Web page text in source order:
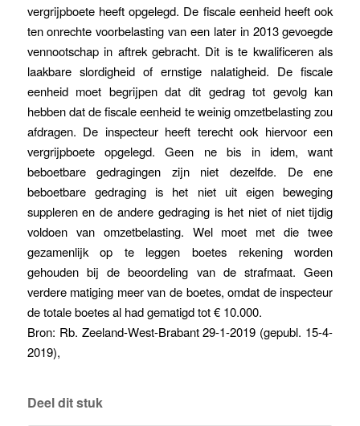
vergrijpboete heeft opgelegd. De fiscale eenheid heeft ook
ten onrechte voorbelasting van een later in 2013 gevoegde
vennootschap in aftrek gebracht. Dit is te kwalificeren als
laakbare slordigheid of ernstige nalatigheid. De fiscale
eenheid moet begrijpen dat dit gedrag tot gevolg kan
hebben dat de fiscale eenheid te weinig omzetbelasting zou
afdragen. De inspecteur heeft terecht ook hiervoor een
vergrijpboete opgelegd. Geen ne bis in idem, want
beboetbare gedragingen zijn niet dezelfde. De ene
beboetbare gedraging is het niet uit eigen beweging
suppleren en de andere gedraging is het niet of niet tijdig
voldoen van omzetbelasting. Wel moet met die twee
gezamenlijk op te leggen boetes rekening worden
gehouden bij de beoordeling van de strafmaat. Geen
verdere matiging meer van de boetes, omdat de inspecteur
de totale boetes al had gematigd tot € 10.000.
Bron: Rb. Zeeland-West-Brabant 29-1-2019 (gepubl. 15-4-
2019),
Deel dit stuk